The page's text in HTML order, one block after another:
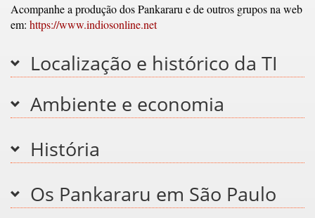
Acompanhe a produção dos Pankararu e de outros grupos na web
em: https://www.indiosonline.net
Localização e histórico da TI
Ambiente e economia
História
Os Pankararu em São Paulo